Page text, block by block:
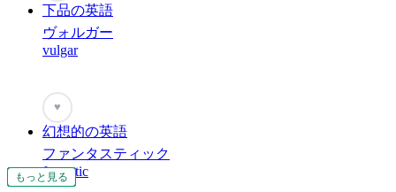
もっと見る
もっと見る
もっと見る
もっと見る
もっと見る
もっと見る
もっと見る
もっと見る
もっと見る
もっと見る
もっと見る
もっと見る
もっと見る
もっと見る
もっと見る
下品の英語
ヴォルガー
vulgar
♥
幻想的の英語
ファンタスティック
fantastic
もっと見る
もっと見る
もっと見る
もっと見る
もっと見る
もっと見る
もっと見る
もっと見る
もっと見る
もっと見る
もっと見る
もっと見る
もっと見る
もっと見る
もっと見る
もっと見る
もっと見る
もっと見る
もっと見る
もっと見る
もっと見る
もっと見る
もっと見る
もっと見る
もっと見る
もっと見る